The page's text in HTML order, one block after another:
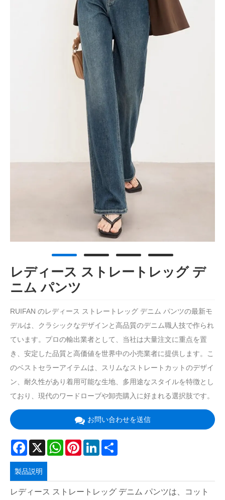
レディース ストレートレッグ デ
ニム パンツ
RUIFAN のレディース ストレートレッグ デニム パンツの最新モ
デルは、クラシックなデザインと高品質のデニム職人技で作られ
ています。プロの輸出業者として、当社は大量注文に重点を置
き、安定した品質と高価値を世界中の小売業者に提供します。こ
のベストセラーアイテムは、スリムなストレートカットのデザイ
ン、耐久性があり着用可能な生地、多用途なスタイルを特徴とし
ており、現代のワードローブや卸売購入に好まれる選択肢です。
お問い合わせを送信
Facebook
X WhatsAppPinterestLinkedIn
製品説明
レディース ストレートレッグ デニム パンツは、コット